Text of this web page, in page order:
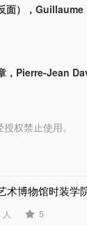
面），
，Pierre-Jean
权禁止使用。
术博物馆时装学
5